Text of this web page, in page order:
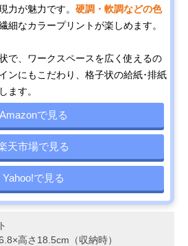
力が魅力です。 硬調・軟調などの色
細なカラープリントが楽しめます。
で、ワークスペースを広く使えるの
ンにもこだわり、格子状の給紙･排紙
ます。
Amazonで見る
天市場で見る
Yahoo!で見る
高さ18.5cm（収納時）